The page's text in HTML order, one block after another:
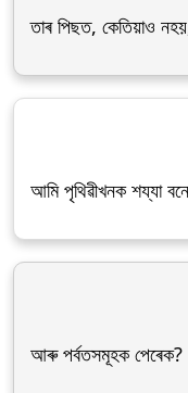
তাৰ পিছত, কেতিয়াও
আমি পৃথিৱীখনক শয্যা
আৰু পৰ্বতসমূহক পেৰেক?